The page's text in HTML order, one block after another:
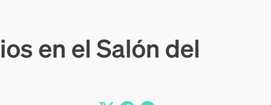
en el Salón del